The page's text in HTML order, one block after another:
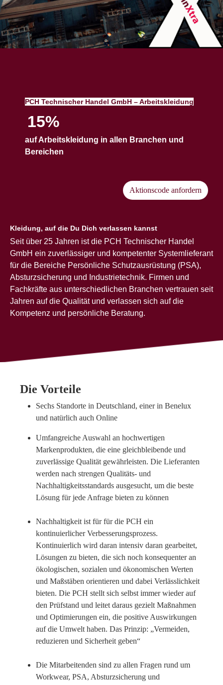
PCH Technischer Handel GmbH – Arbeitskleidung
15%
auf Arbeitskleidung in allen Branchen und
Bereichen
Aktionscode anfordern
Kleidung, auf die Du Dich verlassen kannst
Seit über 25 Jahren ist die PCH Technischer Handel
GmbH ein zuverlässiger und kompetenter Systemlieferant
für die Bereiche Persönliche Schutzausrüstung (PSA),
Absturzsicherung und Industrietechnik. Firmen und
Fachkräfte aus unterschiedlichen Branchen vertrauen seit
Jahren auf die Qualität und verlassen sich auf die
Kompetenz und persönliche Beratung.
Die Vorteile
Sechs Standorte in Deutschland, einer in Benelux
und natürlich auch Online
Umfangreiche Auswahl an hochwertigen
Markenprodukten, die eine gleichbleibende und
zuverlässige Qualität gewährleisten. Die Lieferanten
werden nach strengen Qualitäts- und
Nachhaltigkeitsstandards ausgesucht, um die beste
Lösung für jede Anfrage bieten zu können
Nachhaltigkeit ist für für die PCH ein
kontinuierlicher Verbesserungsprozess.
Kontinuierlich wird daran intensiv daran gearbeitet,
Lösungen zu bieten, die sich noch konsequenter an
ökologischen, sozialen und ökonomischen Werten
und Maßstäben orientieren und dabei Verlässlichkeit
bieten. Die PCH stellt sich selbst immer wieder auf
den Prüfstand und leitet daraus gezielt Maßnahmen
und Optimierungen ein, die positive Auswirkungen
auf die Umwelt haben. Das Prinzip: „Vermeiden,
reduzieren und Sicherheit geben“
Die Mitarbeitenden sind zu allen Fragen rund um
Workwear, PSA, Absturzsicherung und